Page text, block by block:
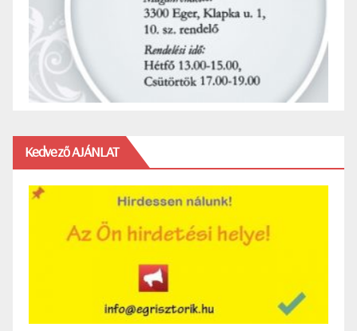
Kedvező AJÁNLAT